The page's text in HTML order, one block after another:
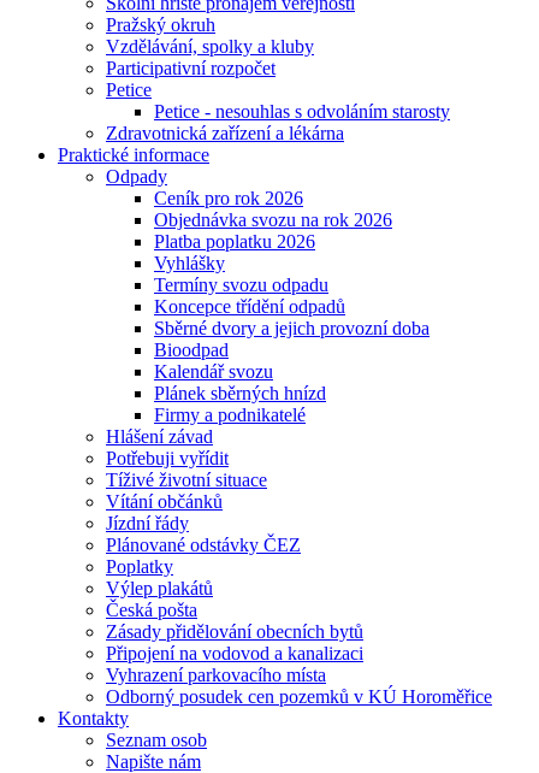
Pražský okruh
Vzdělávání, spolky a kluby
Participativní rozpočet
Petice
Petice - nesouhlas s odvoláním starosty
Zdravotnická zařízení a lékárna
Praktické informace
Odpady
Ceník pro rok 2026
Objednávka svozu na rok 2026
Platba poplatku 2026
Vyhlášky
Termíny svozu odpadu
Koncepce třídění odpadů
Sběrné dvory a jejich provozní doba
Bioodpad
Kalendář svozu
Plánek sběrných hnízd
Firmy a podnikatelé
Hlášení závad
Potřebuji vyřídit
Tíživé životní situace
Vítání občánků
Jízdní řády
Plánované odstávky ČEZ
Poplatky
Výlep plakátů
Česká pošta
Zásady přidělování obecních bytů
Připojení na vodovod a kanalizaci
Vyhrazení parkovacího místa
Odborný posudek cen pozemků v KÚ Horoměřice
Kontakty
Seznam osob
Napište nám